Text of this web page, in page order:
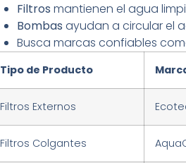
Filtros mantienen el agua
Bombas ayudan a circular el
Busca marcas confiables
Tipo de Producto
Filtros Externos
Filtros Colgantes